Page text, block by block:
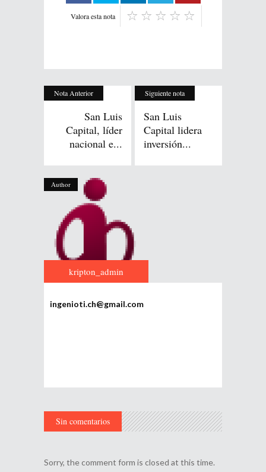
Valora esta nota
Nota Anterior
San Luis
Capital, líder
nacional e...
Siguiente nota
San Luis
Capital lidera
inversión...
Author
kripton_admin
ingenioti.ch@gmail.com
Sin comentarios
Sorry, the comment form is closed at this time.